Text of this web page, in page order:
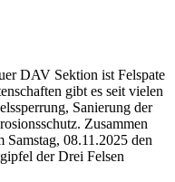
DAV Sektion ist Felspate
gibt es seit vielen
Sanierung der
Zusammen
08.11.2025 den
der Drei Felsen